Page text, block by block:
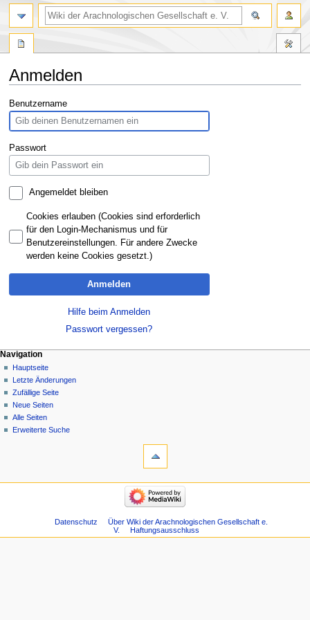
Anmelden
Zur
Navigation
springen
Zur
Suche
springen
Benutzername
Passwort
Angemeldet bleiben
Cookies erlauben (Cookies sind erforderlich
für den Login-Mechanismus und für
Benutzereinstellungen. Für andere Zwecke
werden keine Cookies gesetzt.)
Anmelden
Hilfe beim Anmelden
Passwort vergessen?
Navigation
Hauptseite
Letzte Änderungen
Zufällige Seite
Neue Seiten
Alle Seiten
Erweiterte Suche
Datenschutz
Über Wiki der Arachnologischen Gesellschaft e.
V.
Haftungsausschluss